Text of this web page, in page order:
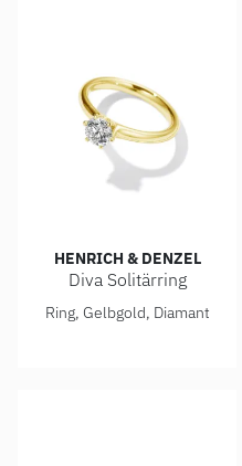
HENRICH & DENZEL
Diva Solitärring
Henrich & Denzel Diva
Ring, Gelbgold, Diamant